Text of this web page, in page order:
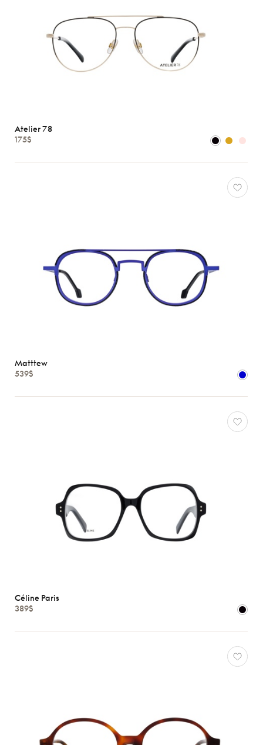
Atelier 78
175$
Matttew
539$
Céline Paris
389$